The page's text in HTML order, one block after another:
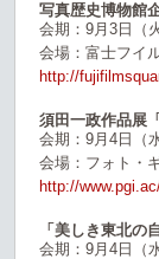
写真歴史博物館
会期：9月3日（
会場：富士フイ
http://
須田一政作品展
会期：9月4日（
会場：フォト・
http://
「美しき東北の
会期：9月4日（